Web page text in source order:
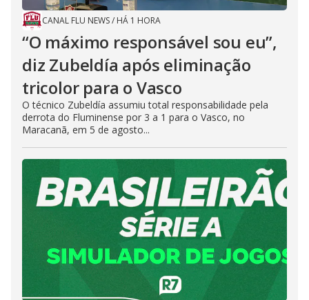
CANAL FLU NEWS/ HÁ 1 HORA
“O máximo responsável sou eu”,
diz Zubeldía após eliminação
tricolor para o Vasco
O técnico Zubeldía assumiu total responsabilidade pela
derrota do Fluminense por 3 a 1 para o Vasco, no
Maracanã, em 5 de agosto...